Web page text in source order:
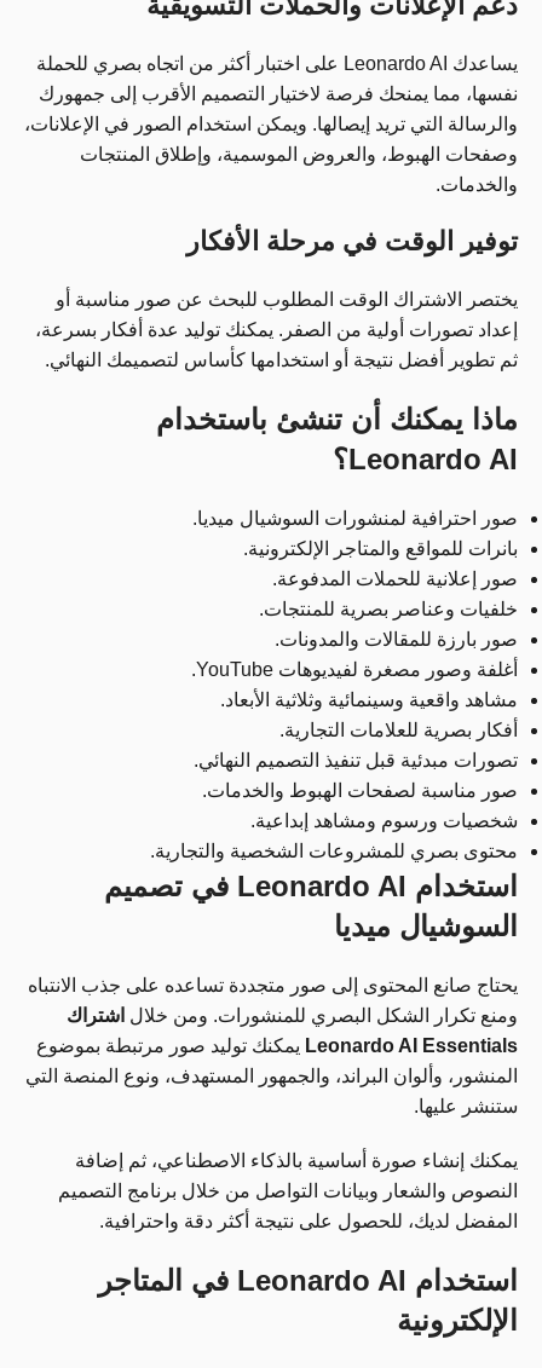
يساعدك Leonardo AI على اختبار أكثر من اتجاه بصري للحملة
نفسها، مما يمنحك فرصة لاختيار التصميم الأقرب إلى جمهورك
والرسالة التي تريد إيصالها. ويمكن استخدام الصور في الإعلانات،
وصفحات الهبوط، والعروض الموسمية، وإطلاق المنتجات
والخدمات.
توفير الوقت في مرحلة الأفكار
يختصر الاشتراك الوقت المطلوب للبحث عن صور مناسبة أو
إعداد تصورات أولية من الصفر. يمكنك توليد عدة أفكار بسرعة،
ثم تطوير أفضل نتيجة أو استخدامها كأساس لتصميمك النهائي.
ماذا يمكنك أن تنشئ باستخدام
Leonardo AI؟
صور احترافية لمنشورات السوشيال ميديا.
بانرات للمواقع والمتاجر الإلكترونية.
صور إعلانية للحملات المدفوعة.
خلفيات وعناصر بصرية للمنتجات.
صور بارزة للمقالات والمدونات.
أغلفة وصور مصغرة لفيديوهات YouTube.
مشاهد واقعية وسينمائية وثلاثية الأبعاد.
أفكار بصرية للعلامات التجارية.
تصورات مبدئية قبل تنفيذ التصميم النهائي.
صور مناسبة لصفحات الهبوط والخدمات.
شخصيات ورسوم ومشاهد إبداعية.
محتوى بصري للمشروعات الشخصية والتجارية.
استخدام Leonardo AI في تصميم
السوشيال ميديا
يحتاج صانع المحتوى إلى صور متجددة تساعده على جذب الانتباه
ومنع تكرار الشكل البصري للمنشورات. ومن خلال اشتراك
Leonardo AI Essentials يمكنك توليد صور مرتبطة بموضوع
المنشور، وألوان البراند، والجمهور المستهدف، ونوع المنصة التي
ستنشر عليها.
يمكنك إنشاء صورة أساسية بالذكاء الاصطناعي، ثم إضافة
النصوص والشعار وبيانات التواصل من خلال برنامج التصميم
المفضل لديك، للحصول على نتيجة أكثر دقة واحترافية.
استخدام Leonardo AI في المتاجر
الإلكترونية